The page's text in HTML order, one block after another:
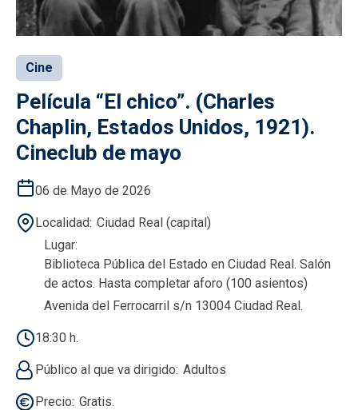
Cine
Película “El chico”. (Charles
Chaplin, Estados Unidos, 1921).
Cineclub de mayo
06 de Mayo de 2026
Localidad Ciudad Real (capital)
Lugar
Biblioteca Pública del Estado en Ciudad Real. Salón
de actos. Hasta completar aforo (100 asientos)
Avenida del Ferrocarril s/n 13004 Ciudad Real.
18:30 h.
Público al que va dirigido Adultos
Precio Gratis.